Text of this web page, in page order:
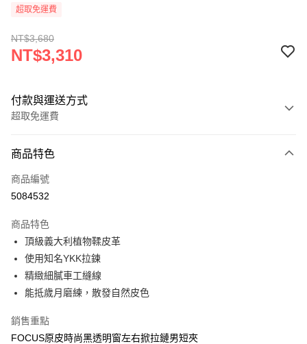
超取免運費
NT$3,680
NT$3,310
付款與運送方式
超取免運費
信用卡一次付款
信用卡分期付款
合作金庫商業銀行
華南商業銀行
上海商業儲蓄銀行
國泰世華商業銀行
臺灣中小企業銀行
聯邦商業銀行
元大商業銀行
永豐商業銀行
超商取貨付款
LINE Pay
Apple Pay
悠遊付
商品特色
商品編號
5084532
商品特色
頂級義大利植物鞣皮革
使用知名YKK拉鍊
精緻細膩車工縫線
能抵歲月磨練，散發自然皮色
銷售重點
FOCUS原皮時尚黑透明窗左右掀拉鏈男短夾